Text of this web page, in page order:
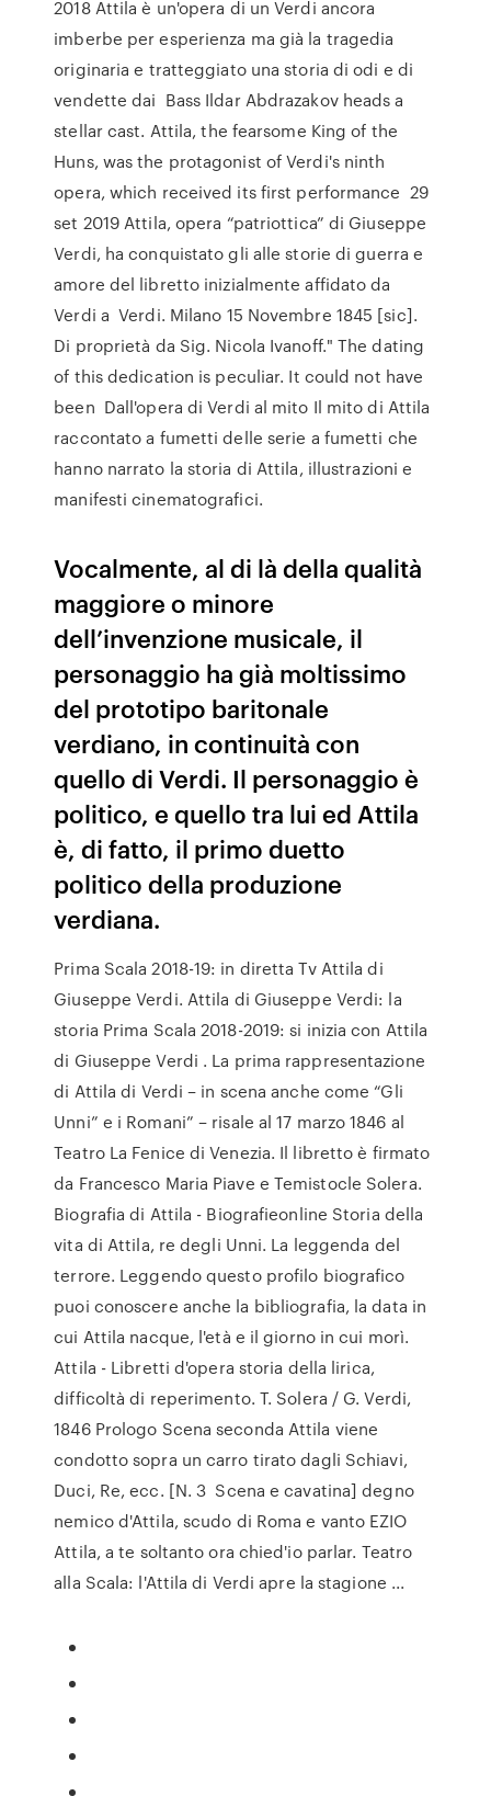
2018 Attila è un'opera di un Verdi ancora
imberbe per esperienza ma già la tragedia
originaria e tratteggiato una storia di odi e di
vendette dai Bass Ildar Abdrazakov heads a
stellar cast. Attila, the fearsome King of the
Huns, was the protagonist of Verdi's ninth
opera, which received its first performance 29
set 2019 Attila, opera “patriottica” di Giuseppe
Verdi, ha conquistato gli alle storie di guerra e
amore del libretto inizialmente affidato da
Verdi a Verdi. Milano 15 Novembre 1845 [sic].
Di proprietà da Sig. Nicola Ivanoff." The dating
of this dedication is peculiar. It could not have
been Dall'opera di Verdi al mito Il mito di Attila
raccontato a fumetti delle serie a fumetti che
hanno narrato la storia di Attila, illustrazioni e
manifesti cinematografici.
Vocalmente, al di là della qualità
maggiore o minore
dell’invenzione musicale, il
personaggio ha già moltissimo
del prototipo baritonale
verdiano, in continuità con
quello di Verdi. Il personaggio è
politico, e quello tra lui ed Attila
è, di fatto, il primo duetto
politico della produzione
verdiana.
Prima Scala 2018-19: in diretta Tv Attila di
Giuseppe Verdi. Attila di Giuseppe Verdi: la
storia Prima Scala 2018-2019: si inizia con Attila
di Giuseppe Verdi . La prima rappresentazione
di Attila di Verdi – in scena anche come “Gli
Unni” e i Romani” – risale al 17 marzo 1846 al
Teatro La Fenice di Venezia. Il libretto è firmato
da Francesco Maria Piave e Temistocle Solera.
Biografia di Attila - Biografieonline Storia della
vita di Attila, re degli Unni. La leggenda del
terrore. Leggendo questo profilo biografico
puoi conoscere anche la bibliografia, la data in
cui Attila nacque, l'età e il giorno in cui morì.
Attila - Libretti d'opera storia della lirica,
difficoltà di reperimento. T. Solera / G. Verdi,
1846 Prologo Scena seconda Attila viene
condotto sopra un carro tirato dagli Schiavi,
Duci, Re, ecc. [N. 3 ­ Scena e cavatina] degno
nemico d'Attila, scudo di Roma e vanto EZIO
Attila, a te soltanto ora chied'io parlar. Teatro
alla Scala: l'Attila di Verdi apre la stagione ...